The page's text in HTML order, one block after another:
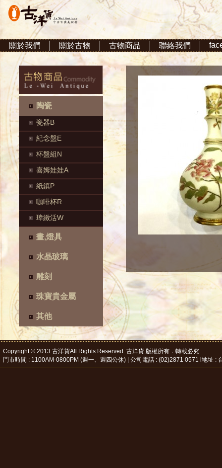
關於我們 關於古物 古物商品 聯絡我們
陶瓷
瓷器B
紀念盤E
杯盤組N
喜姆娃娃A
紙鎮P
咖啡杯R
瑋緻活W
畫,燈具
水晶玻璃
雕刻
珠寶貴金屬
其他
Copyright © 2013 古洋貨All Rights Reserved. 古洋貨 版權所有．轉載必究
門市時間 : 1100AM-0800PM (週一、週四公休) | 公司電話 : (02)2871 0571 l地址